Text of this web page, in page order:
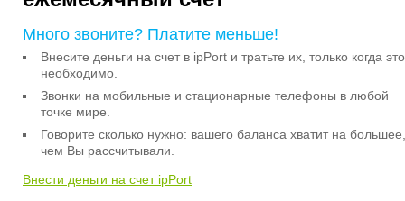
Много звоните? Платите меньше!
Внесите деньги на счет в ipPort и тратьте их, только когда это
необходимо.
Звонки на мобильные и стационарные телефоны в любой
точке мире.
Говорите сколько нужно: вашего баланса хватит на большее,
чем Вы рассчитывали.
Внести деньги на счет ipPort